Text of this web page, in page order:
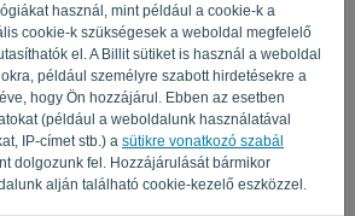
használ, mint például a cookie-k a
cookie-k szükségesek a weboldal megfelelő
el. A Billit sütiket is használ a weboldal
például személyre szabott hirdetésekre a
hogy Ön hozzájárul. Ebben az esetben
(például a weboldalunk használatával
IP-címet stb.) a sütikre vonatkozó szabál
dolgozunk fel. Hozzájárulását bármikor
alján található cookie-kezelő eszközzel.
a termékismertetéseimet..